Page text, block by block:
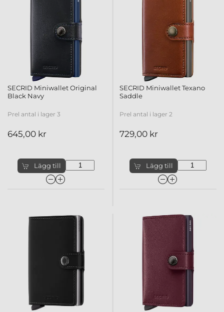
SECRID Miniwallet Original
Black Navy
Prel antal i lager 3
645,00 kr
Lägg till
SECRID Miniwallet Texano
Saddle
Prel antal i lager 2
729,00 kr
Lägg till